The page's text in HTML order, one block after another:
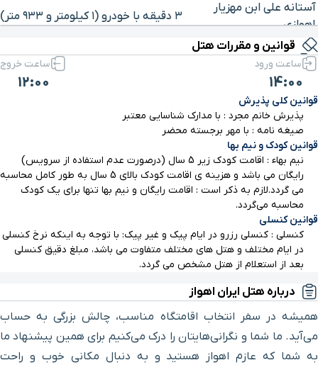
آستانه علی ابن مهزیار
اهوازی
۳ دقیقه با خودرو (۱ کیلومتر و ۹۳۳ متر)
بیمارستان امام خمینی
بیمارستان رازی
بیمارستان فاطمه الزهرا
سینما ساحل ۳ دقیقه با خودرو (۲ کیلومتر و ۳۳۲ متر)
راه آهن
باغ معین ۴ دقیقه با خودرو (۲ کیلومتر و ۶۴۱ متر)
منزل ماپار
برای بزرگنمایی روی نقشه کلیک کنید
قوانین و مقررات هتل
ساعت ورود
14:00
ساعت خروج
12:00
قوانین کلی پذیرش
پذیرش خانم مجرد : با مدارک شناسایی معتبر
صیغه نامه : با مهر برجسته محضر
قوانین کودک و نیم بها
نیم بهاء : اقامت کودک زیر 5 سال (درصورت عدم استفاده از سرویس)
رایگان می باشد و هزینه ی اقامت کودک بالای 5 سال به طور کامل محاسبه
می گردد.لازم به ذکر است : اقامت رایگان و نیم بها تنها برای یک کودک
محاسبه می‌گردد.
قوانین کنسلی
کنسلی : کنسلی رزرو در ایام پیک و غیر پیک: با توجه به اینکه نرخ کنسلی
در ایام مختلف و هتل های مختلف متفاوت می باشد، مبلغ دقیق کنسلی
بعد از استعلام از هتل مشخص می گردد.
درباره هتل ایران اهواز
همیشه در سفر انتخاب اقامتگاه مناسب، چالش بزرگی به حساب
می‌آید. ما شما و نگرانی‌هایتان را درک می‌کنیم برای همین پیشنهاد ما
به شما که عازم اهواز هستید و به دنبال مکانی خوب و راحت